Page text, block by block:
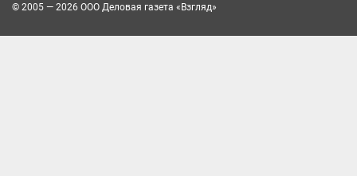
© 2005 — 2026 ООО Деловая газета «Взгляд»